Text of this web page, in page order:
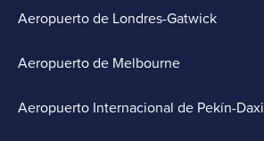
Aeropuerto de Londres-Gatwick
Aeropuerto de Melbourne
Aeropuerto Internacional de Pekín-